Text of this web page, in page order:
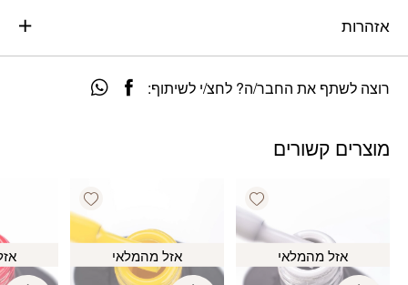
אזהרות
רוצה לשתף את החבר/ה? לחצ/י לשיתוף:
מוצרים קשורים
Add wishlist
אזל מהמלאי
Add wishlist
אזל מהמלאי